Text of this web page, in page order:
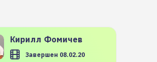
Кирилл Фомичев
Завершен 08.02.20